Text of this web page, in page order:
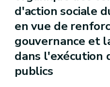
d'action sociale
en vue de
gouvernance et
dans l'exécution
publics